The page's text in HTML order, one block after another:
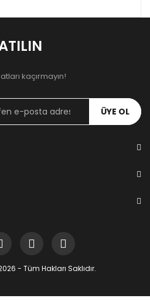
kaçırmayın!
ÜYE OL
- Tüm Hakları Saklıdır.